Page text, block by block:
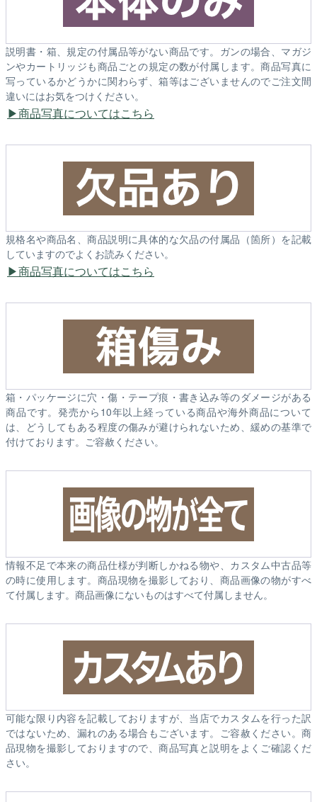
説明書・箱、規定の付属品等がない商品です。ガンの場合、マガジ
ンやカートリッジも商品ごとの規定の数が付属します。商品写真に
写っているかどうかに関わらず、箱等はございませんのでご注文間
違いにはお気をつけください。
商品写真についてはこちら
規格名や商品名、商品説明に具体的な欠品の付属品（箇所）を記載
していますのでよくお読みください。
商品写真についてはこちら
箱・パッケージに穴・傷・テープ痕・書き込み等のダメージがある
商品です。発売から10年以上経っている商品や海外商品について
は、どうしてもある程度の傷みが避けられないため、緩めの基準で
付けております。ご容赦ください。
情報不足で本来の商品仕様が判断しかねる物や、カスタム中古品等
の時に使用します。商品現物を撮影しており、商品画像の物がすべ
て付属します。商品画像にないものはすべて付属しません。
可能な限り内容を記載しておりますが、当店でカスタムを行った訳
ではないため、漏れのある場合もございます。ご容赦ください。商
品現物を撮影しておりますので、商品写真と説明をよくご確認くだ
さい。